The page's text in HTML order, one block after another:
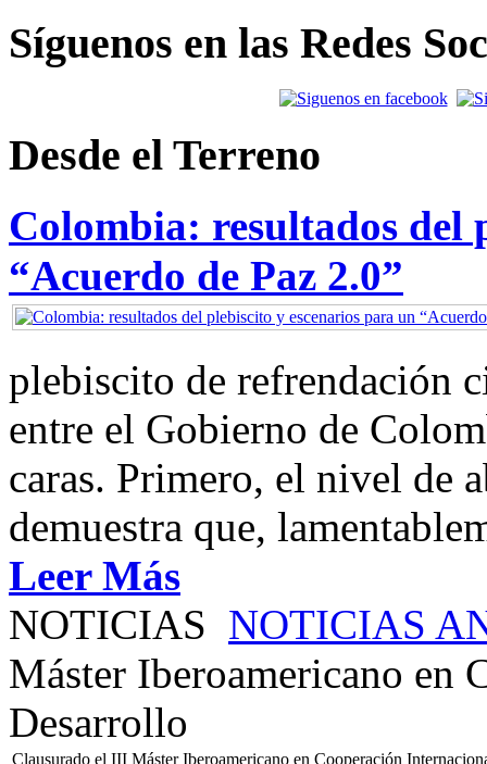
Síguenos en las Redes
Desde el Terreno
Colombia: resultados del
“Acuerdo de Paz 2.0”
plebiscito de refrendación
entre el Gobierno de
caras. Primero, el nivel de
demuestra que,
Leer Más
NOTICIAS NOTICIAS
Máster Iberoamericano en
Desarrollo
Clausurado el III Máster Iberoamericano en Cooperación